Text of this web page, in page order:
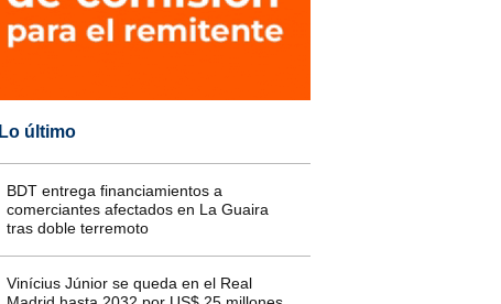
Lo último
BDT entrega financiamientos a
comerciantes afectados en La Guaira
tras doble terremoto
Vinícius Júnior se queda en el Real